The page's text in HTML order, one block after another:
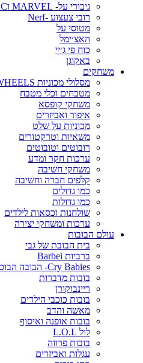
גיבורי על- MARVEL וDC
רובי צעצוע -Nerf
מטוסי על
האצ׳ימל
כוח פי ג׳יי
באקוגן
משחקים
מסלולי מכוניות HOT WHEELS
מטבחים וכלי מטבח
משחקי קופסא
איפור ואביזרים
מכוניות על שלט
משאיות וטרקטורים
רובוטים וטובוטים
ערכות חקר ומדע
משחקי חשיבה
קלפים חברה וחשיבה
כמו גדולים
כמו גדולות
שולחנות וכסאות לילדים
ערכות ומשחקי יצירה
עולם הבובות
בית הבובת של גבי
ברביות Barbei
Cry Babies- הבובה הבוכה
בובות מדברות
ריינבוקורן
בובות כוכבי הילדים
מאשה והדב
בובות אופנה ואיסוף
לול L.O.L
בובות פרווה
עגלות ואביזרים